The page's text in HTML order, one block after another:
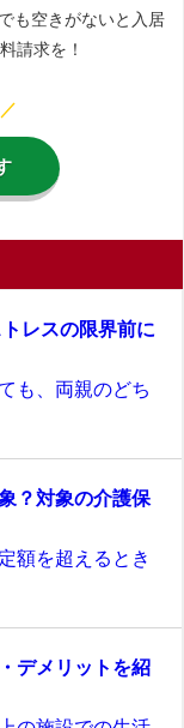
も空きがないと入居
請求を！
／
レスの限界前に
も、両親のどち
？対象の介護保
額を超えるとき
デメリットを紹